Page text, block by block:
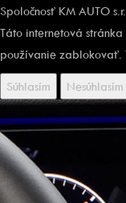
Spoločnosť KM AUTO
Táto internetová
používanie zablokovať.
Súhlasím Nesúhlasím